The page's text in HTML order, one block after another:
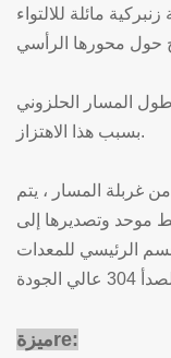
مائلة للالتواء
المسار الحلزوني
بسبب هذا الاهتزاز.
غربلة المسار ، يتم
موحد وتصديرها إلى
الرئيسي للمعدات
ميزةre: